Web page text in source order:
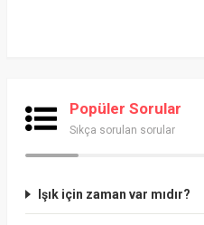
Popüler Sorular
Sıkça sorulan sorular
Işık için zaman var mıdır?